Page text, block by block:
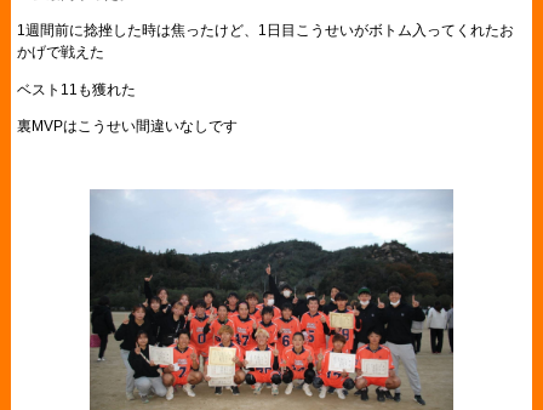
1週間前に捻挫した時は焦ったけど、1日目こうせいがボトム入ってくれたお
かげで戦えた
ベスト11も獲れた
裏MVPはこうせい間違いなしです